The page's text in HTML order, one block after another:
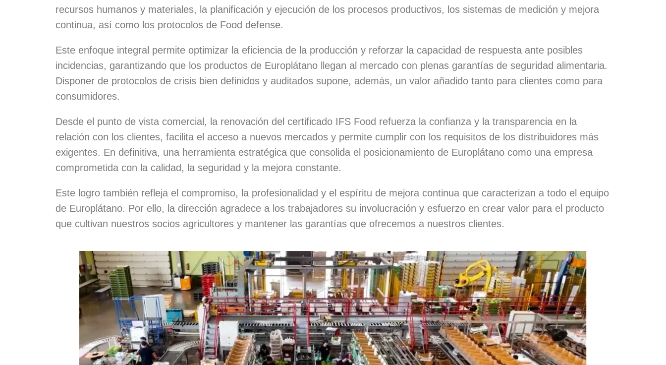
recursos humanos y materiales, la planificación y ejecución de los procesos productivos, los sistemas de medición y mejora
continua, así como los protocolos de Food defense.
Este enfoque integral permite optimizar la eficiencia de la producción y reforzar la capacidad de respuesta ante posibles
incidencias, garantizando que los productos de Europlátano llegan al mercado con plenas garantías de seguridad alimentaria.
Disponer de protocolos de crisis bien definidos y auditados supone, además, un valor añadido tanto para clientes como para
consumidores.
Desde el punto de vista comercial, la renovación del certificado IFS Food refuerza la confianza y la transparencia en la
relación con los clientes, facilita el acceso a nuevos mercados y permite cumplir con los requisitos de los distribuidores más
exigentes. En definitiva, una herramienta estratégica que consolida el posicionamiento de Europlátano como una empresa
comprometida con la calidad, la seguridad y la mejora constante.
Este logro también refleja el compromiso, la profesionalidad y el espíritu de mejora continua que caracterizan a todo el equipo
de Europlátano. Por ello, la dirección agradece a los trabajadores su involucración y esfuerzo en crear valor para el producto
que cultivan nuestros socios agricultores y mantener las garantías que ofrecemos a nuestros clientes.